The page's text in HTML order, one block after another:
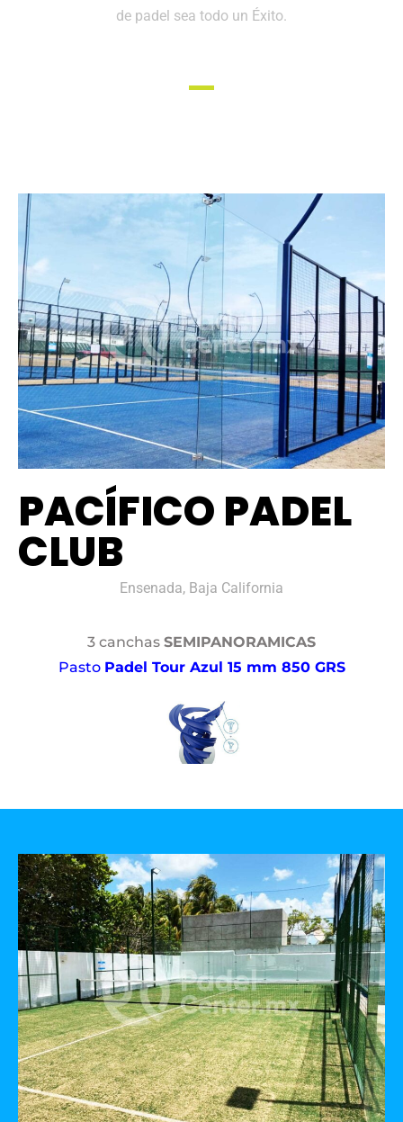
de padel sea todo un Éxito.
PACÍFICO PADEL
CLUB
Ensenada, Baja California
3 canchas SEMIPANORAMICAS
Pasto Padel Tour Azul 15 mm 850 GRS